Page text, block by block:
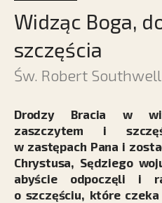
Widząc Boga,
szczęścia
Św. Robert Southwell
Drodzy Bracia w
zaszczytem i
w zastępach Pana i
Chrystusa, Sędziego
abyście odpoczęli i
o szczęściu, które